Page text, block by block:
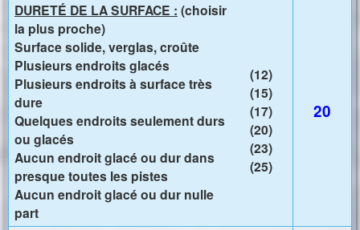
DURETÉ DE LA SURFACE : (choisir
la plus proche)
Surface solide, verglas, croûte
Plusieurs endroits glacés
Plusieurs endroits à surface très
dure
Quelques endroits seulement durs
ou glacés
Aucun endroit glacé ou dur dans
presque toutes les pistes
Aucun endroit glacé ou dur nulle
part
(12)
(15)
(17)
(20)
(23)
(25)
20